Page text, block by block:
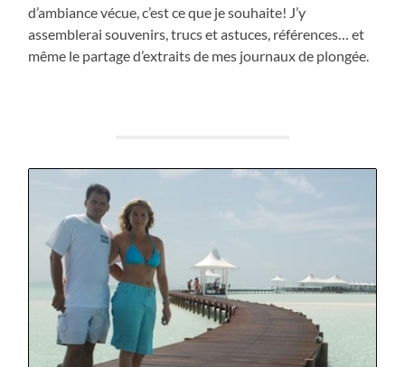
d’ambiance vécue, c’est ce que je souhaite! J’y
assemblerai souvenirs, trucs et astuces, références… et
même le partage d’extraits de mes journaux de plongée.